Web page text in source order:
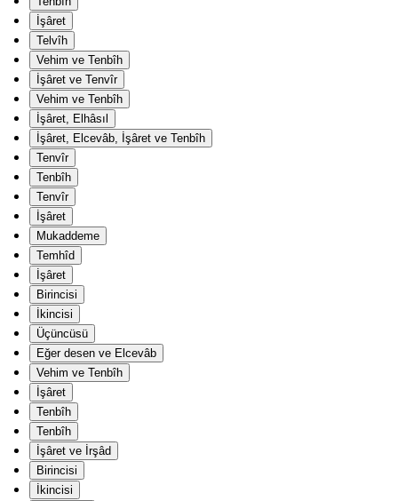
İşâret
Telvîh
Vehim ve Tenbîh
İşâret ve Tenvîr
Vehim ve Tenbîh
İşâret, Elhâsıl
İşâret, Elcevâb, İşâret ve Tenbîh
Tenvîr
Tenbîh
Tenvîr
İşâret
Mukaddeme
Temhîd
İşâret
Birincisi
İkincisi
Üçüncüsü
Eğer desen ve Elcevâb
Vehim ve Tenbîh
İşâret
Tenbîh
Tenbîh
İşâret ve İrşâd
Birincisi
İkincisi